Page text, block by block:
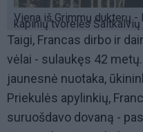
Viena iš Grimmų dukterų
kapinių tvorelės
Taigi, Francas dirbo ir
vėlai - sulaukęs 42
jaunesnė nuotaka,
Priekulės apylinkių,
suruošdavo dovaną -